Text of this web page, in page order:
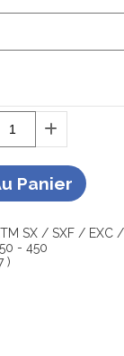
Panier
SX / SXF / EXC
- 450
)